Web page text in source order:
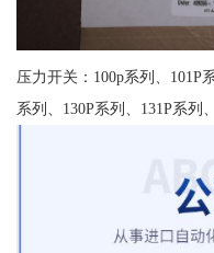
压力开关：100p系列、101P
系列、130P系列、131P系列